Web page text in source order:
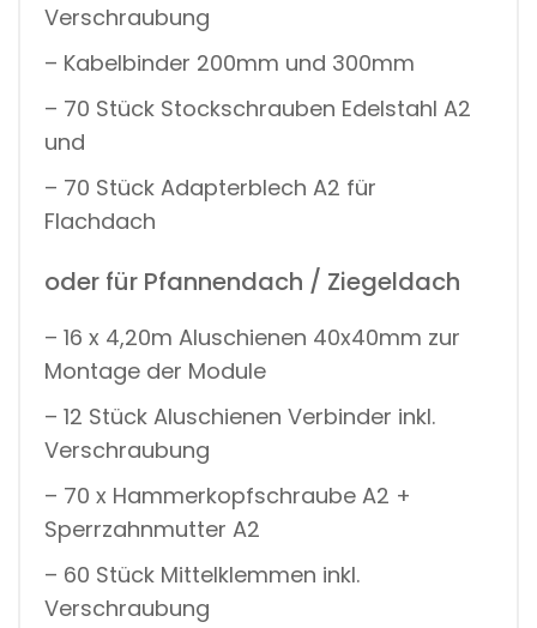
Verschraubung
– Kabelbinder 200mm und 300mm
– 70 Stück Stockschrauben Edelstahl A2
und
– 70 Stück Adapterblech A2 für
Flachdach
oder für Pfannendach / Ziegeldach
– 16 x 4,20m Aluschienen 40x40mm zur
Montage der Module
– 12 Stück Aluschienen Verbinder inkl.
Verschraubung
– 70 x Hammerkopfschraube A2 +
Sperrzahnmutter A2
– 60 Stück Mittelklemmen inkl.
Verschraubung